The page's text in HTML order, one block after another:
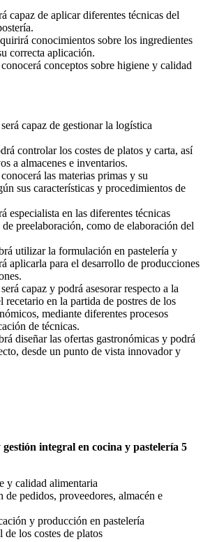
capaz de aplicar diferentes técnicas del
conocimientos sobre los ingredientes
correcta aplicación.
conceptos sobre higiene y calidad
capaz de gestionar la logística
controlar los costes de platos y carta, así
a almacenes e inventarios.
las materias primas y su
sus características y procedimientos de
especialista en las diferentes técnicas
preelaboración, como de elaboración del
utilizar la formulación en pastelería y
aplicarla para el desarrollo de producciones
capaz y podrá asesorar respecto a la
recetario en la partida de postres de los
mediante diferentes procesos
de técnicas.
diseñar las ofertas gastronómicas y podrá
desde un punto de vista innovador y
integral en cocina y pastelería 5
y calidad alimentaria
de pedidos, proveedores, almacén e
y producción en pastelería
los costes de platos